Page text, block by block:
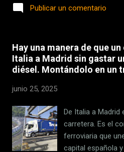
y sin renunciar a
puedes
tienes algún
no logras
Funciona sin
sesión Las
Qué trámites
Otras funciones
Publicar un comentario
Hay una manera de que
Italia a Madrid sin gastar
diésel. Montándolo en un
junio 25, 2025
De Italia a Madrid
carretera. Es el
ferroviaria que
capital española